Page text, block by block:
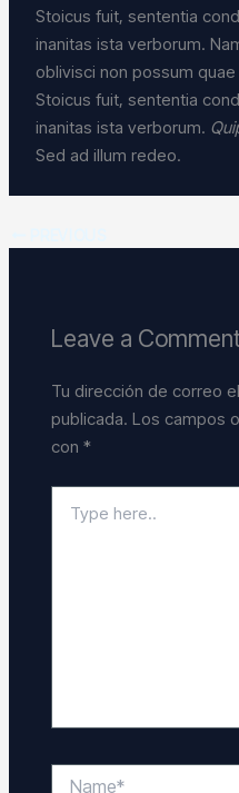
Stoicus fuit, sententia
inanitas ista verborum.
oblivisci non possum
Stoicus fuit, sententia
inanitas ista verborum.
Sed ad illum redeo.
Leave a
Tu dirección de correo
publicada. Los campos
con *
here..